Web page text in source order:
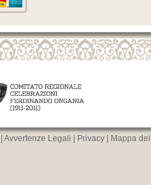
Avvertenze Legali Privacy Mappa